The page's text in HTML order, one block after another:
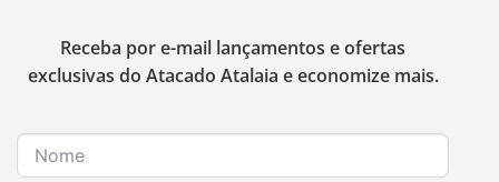
Receba por e-mail lançamentos e ofertas
exclusivas do Atacado Atalaia e economize mais.